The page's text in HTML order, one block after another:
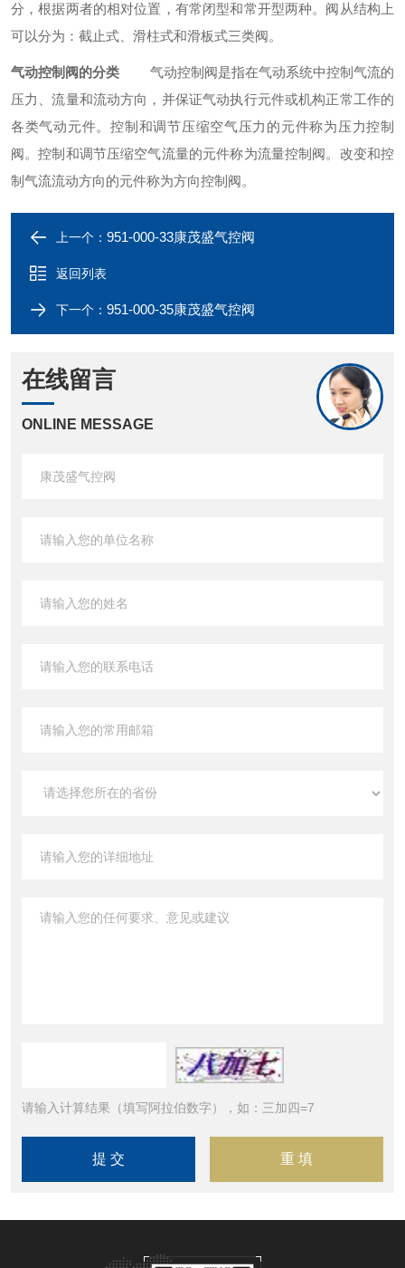
分，根据两者的相对位置，有常闭型和常开型两种。阀从结构上
可以分为：截止式、滑柱式和滑板式三类阀。
气动控制阀的分类
气动控制阀是指在气动系统中控制气流的
压力、流量和流动方向，并保证气动执行元件或机构正常工作的
各类气动元件。控制和调节压缩空气压力的元件称为压力控制
阀。控制和调节压缩空气流量的元件称为流量控制阀。改变和控
制气流流动方向的元件称为方向控制阀。
上一个： 951-000-33康茂盛气控阀
返回列表
下一个： 951-000-35康茂盛气控阀
在线留言
ONLINE MESSAGE
请输入计算结果（填写阿拉伯数字），如：三加四=7